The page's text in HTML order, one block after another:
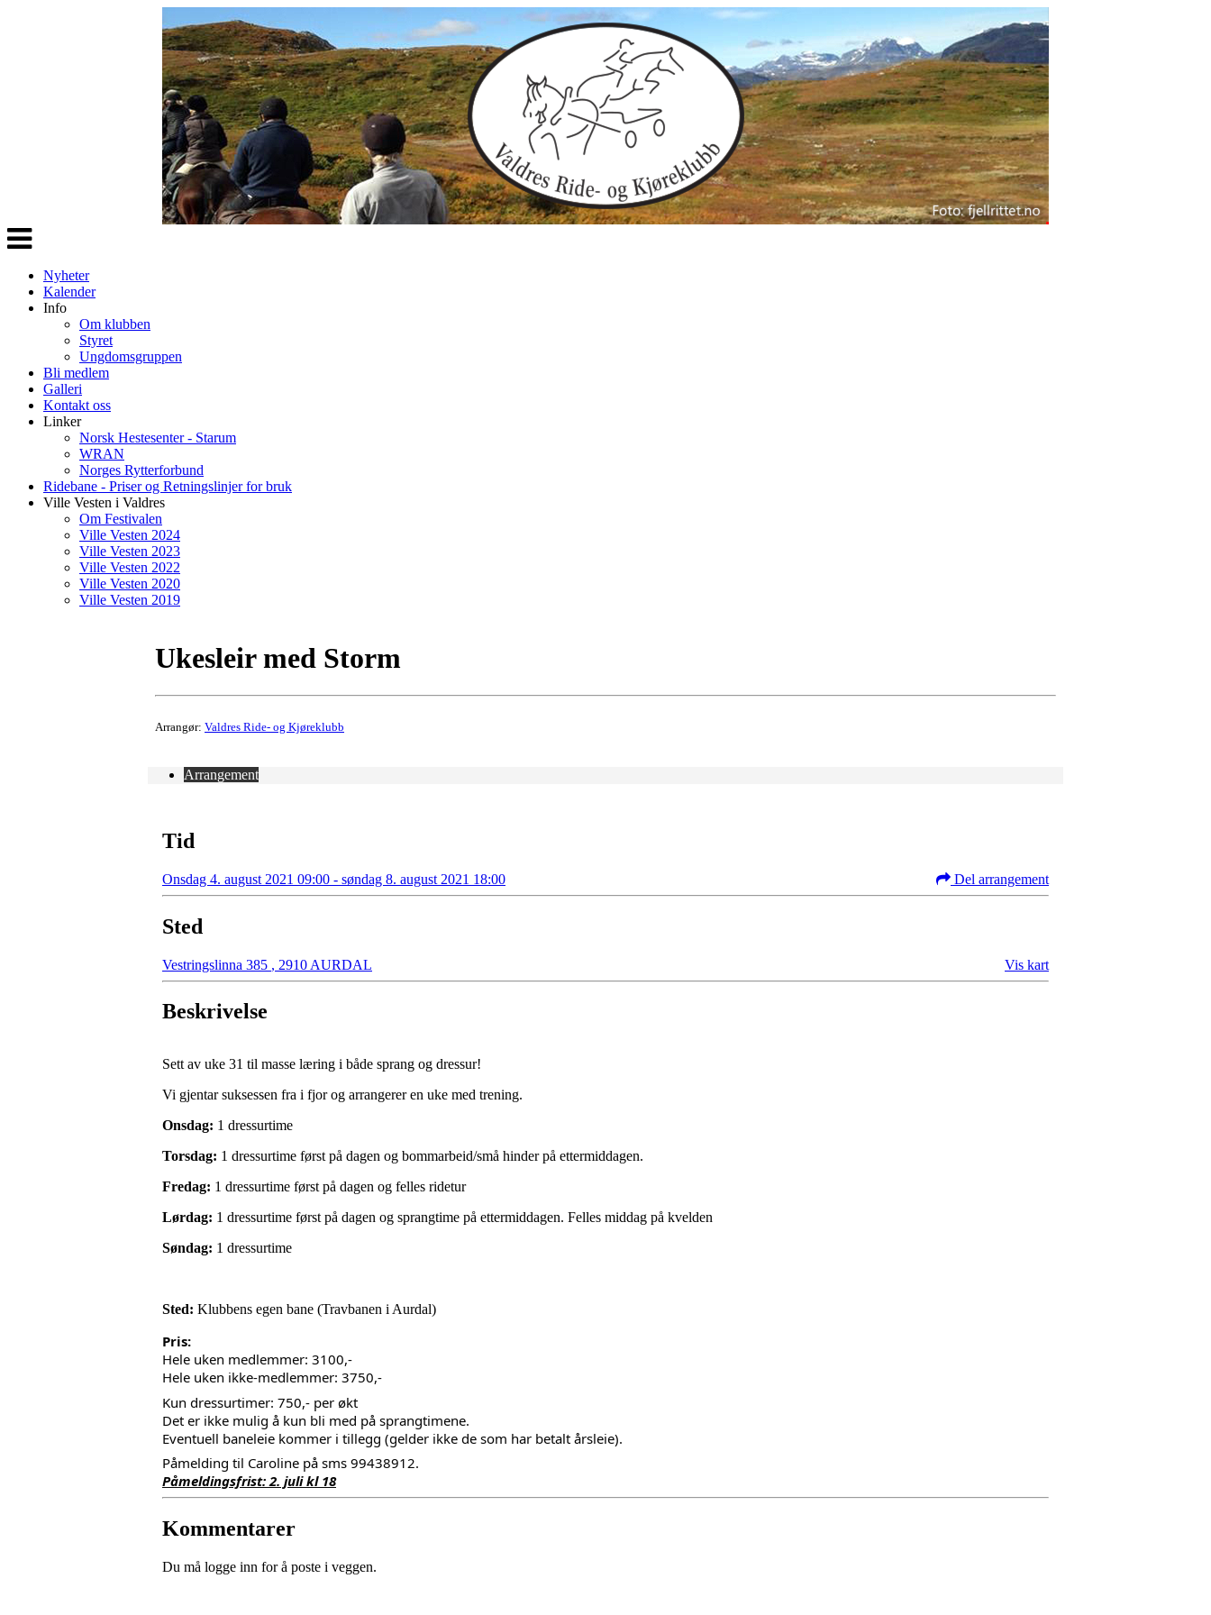
Veksle
navigasjon
Nyheter
Kalender
Info
Om klubben
Styret
Ungdomsgruppen
Bli medlem
Galleri
Kontakt oss
Linker
Norsk Hestesenter - Starum
WRAN
Norges Rytterforbund
Ridebane - Priser og Retningslinjer for bruk
Ville Vesten i Valdres
Om Festivalen
Ville Vesten 2024
Ville Vesten 2023
Ville Vesten 2022
Ville Vesten 2020
Ville Vesten 2019
Ukesleir med Storm
Arrangør: Valdres Ride- og Kjøreklubb
Arrangement
Tid
Onsdag 4. august 2021 09:00 - søndag 8. august 2021 18:00 Del arrangement
Sted
Vestringslinna 385 , 2910 AURDAL Vis kart
Beskrivelse
Sett av uke 31 til masse læring i både sprang og dressur!
Vi gjentar suksessen fra i fjor og arrangerer en uke med trening.
Onsdag: 1 dressurtime
Torsdag: 1 dressurtime først på dagen og bommarbeid/små hinder på ettermiddagen.
Fredag: 1 dressurtime først på dagen og felles ridetur
Lørdag: 1 dressurtime først på dagen og sprangtime på ettermiddagen. Felles middag på kvelden
Søndag: 1 dressurtime
Sted: Klubbens egen bane (Travbanen i Aurdal)
Pris:
Hele uken medlemmer: 3100,-
Hele uken ikke-medlemmer: 3750,-
Kun dressurtimer: 750,- per økt
Det er ikke mulig å kun bli med på sprangtimene.
Eventuell baneleie kommer i tillegg (gelder ikke de som har betalt årsleie).
Påmelding til Caroline på sms 99438912.
Påmeldingsfrist: 2. juli kl 18
Kommentarer
Du må logge inn for å poste i veggen.